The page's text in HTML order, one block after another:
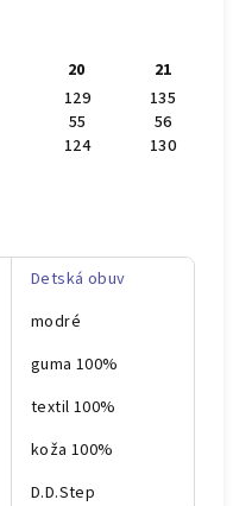
20
21
129
135
55
56
124 130
Detská obuv
modré
guma 100%
textil 100%
koža 100%
D.D.Step